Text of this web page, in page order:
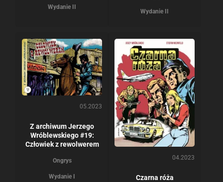
Wydanie II
Wydanie II
05.2023
Z archiwum Jerzego
Wróblewskiego #19:
Człowiek z rewolwerem
Ongrys
Wydanie I
04.2023
Czarna róża